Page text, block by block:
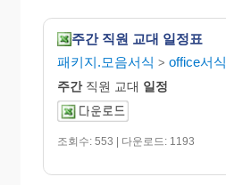
주간 직원 교대 일정표
패키지.모음서식 > office서식
주간직원 교대 일정
조회수: 553 | 다운로드: 1193